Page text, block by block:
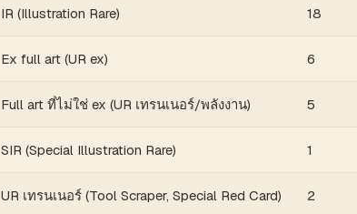
IR (Illustration Rare) 18
Ex full art (UR ex) 6
Full art ที่ไม่ใช่ ex (UR เทรนเนอร์/พลังงาน) 5
SIR (Special Illustration Rare) 1
UR เทรนเนอร์ (Tool Scraper, Special Red Card) 2